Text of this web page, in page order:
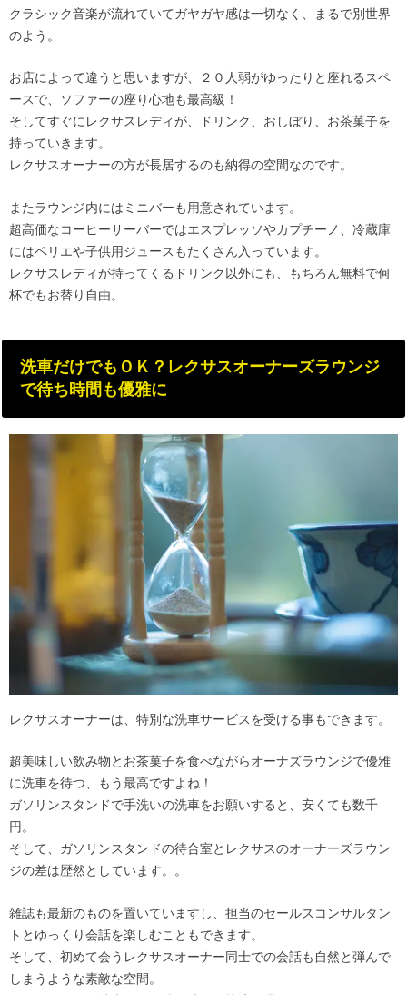
クラシック音楽が流れていてガヤガヤ感は一切なく、まるで別世界
のよう。
お店によって違うと思いますが、２０人弱がゆったりと座れるスペ
ースで、ソファーの座り心地も最高級！
そしてすぐにレクサスレディが、ドリンク、おしぼり、お茶菓子を
持っていきます。
レクサスオーナーの方が長居するのも納得の空間なのです。
またラウンジ内にはミニバーも用意されています。
超高価なコーヒーサーバーではエスプレッソやカプチーノ、冷蔵庫
にはペリエや子供用ジュースもたくさん入っています。
レクサスレディが持ってくるドリンク以外にも、もちろん無料で何
杯でもお替り自由。
洗車だけでもＯＫ？レクサスオーナーズラウンジ
で待ち時間も優雅に
レクサスオーナーは、特別な洗車サービスを受ける事もできます。
超美味しい飲み物とお茶菓子を食べながらオーナズラウンジで優雅
に洗車を待つ、もう最高ですよね！
ガソリンスタンドで手洗いの洗車をお願いすると、安くても数千
円。
そして、ガソリンスタンドの待合室とレクサスのオーナーズラウン
ジの差は歴然としています。。
雑誌も最新のものを置いていますし、担当のセールスコンサルタン
トとゆっくり会話を楽しむこともできます。
そして、初めて会うレクサスオーナー同士での会話も自然と弾んで
しまうような素敵な空間。